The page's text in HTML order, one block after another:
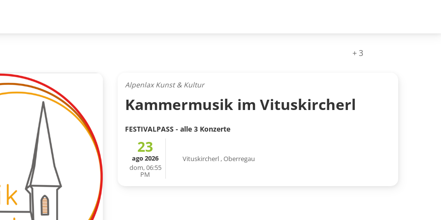
+ 3
Alpenlax Kunst & Kultur
Kammermusik im Vituskircherl
FESTIVALPASS - alle 3 Konzerte
23
ago 2026
dom, 06:55
PM
Vituskircherl ,Oberregau